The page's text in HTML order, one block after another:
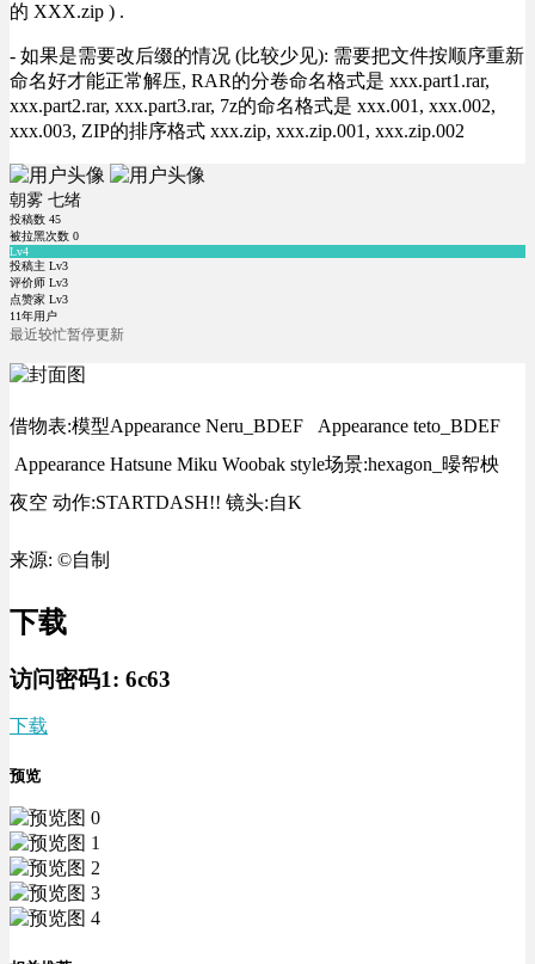
的 XXX.zip ) .
- 如果是需要改后缀的情况 (比较少见): 需要把文件按顺序重新
命名好才能正常解压, RAR的分卷命名格式是 xxx.part1.rar,
xxx.part2.rar, xxx.part3.rar, 7z的命名格式是 xxx.001, xxx.002,
xxx.003, ZIP的排序格式 xxx.zip, xxx.zip.001, xxx.zip.002
朝雾 七绪
投稿数 45
被拉黑次数 0
Lv4
投稿主 Lv3
评价师 Lv3
点赞家 Lv3
11年用户
最近较忙暂停更新
借物表:模型Appearance Neru_BDEF Appearance teto_BDEF
Appearance Hatsune Miku Woobak style场景:hexagon_暥帤柍
夜空 动作:STARTDASH!! 镜头:自K
来源: ©自制
下载
访问密码1: 6c63
下载
预览